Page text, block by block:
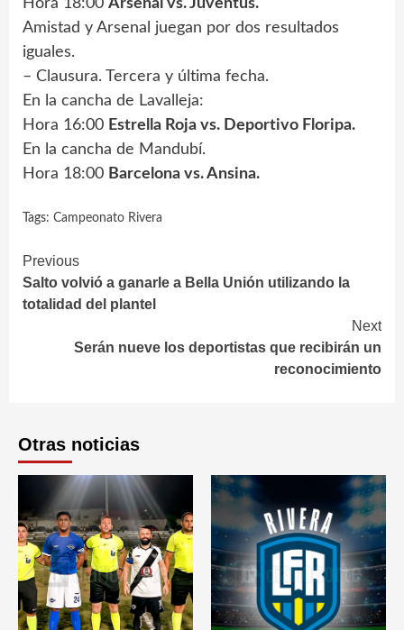
Hora 18:00 Arsenal vs. Juventus.
Amistad y Arsenal juegan por dos resultados
iguales.
– Clausura. Tercera y última fecha.
En la cancha de Lavalleja:
Hora 16:00 Estrella Roja vs. Deportivo Floripa.
En la cancha de Mandubí.
Hora 18:00 Barcelona vs. Ansina.
Tags: Campeonato Rivera
Continue
Reading
Previous
Salto volvió a ganarle a Bella Unión utilizando la
totalidad del plantel
Next
Serán nueve los deportistas que recibirán un
reconocimiento
Otras noticias